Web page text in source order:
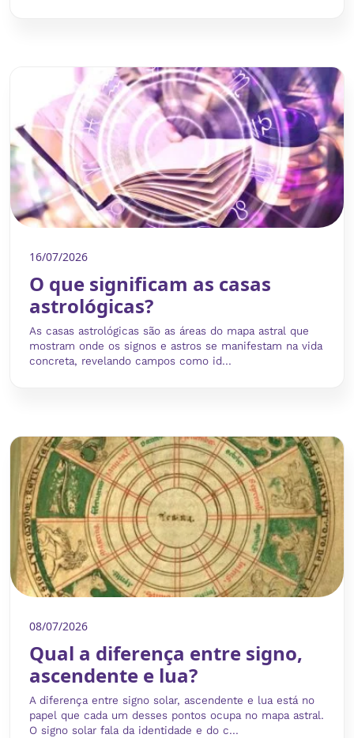
16/07/2026
O que significam as casas
astrológicas?
As casas astrológicas são as áreas do mapa astral que
mostram onde os signos e astros se manifestam na vida
concreta, revelando campos como id...
08/07/2026
Qual a diferença entre signo,
ascendente e lua?
A diferença entre signo solar, ascendente e lua está no
papel que cada um desses pontos ocupa no mapa astral.
O signo solar fala da identidade e do c...